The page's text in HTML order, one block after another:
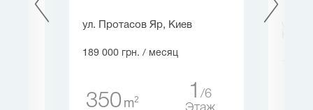
ул. Протасов Яр, Киев
189 000 грн. / месяц
350 m2 1
6